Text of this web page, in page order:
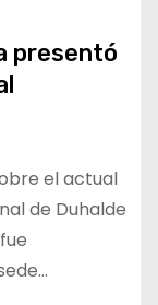
presentó
el actual
de Duhalde